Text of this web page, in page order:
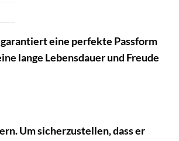
eine perfekte Passform
lange Lebensdauer und Freude
Um sicherzustellen, dass er